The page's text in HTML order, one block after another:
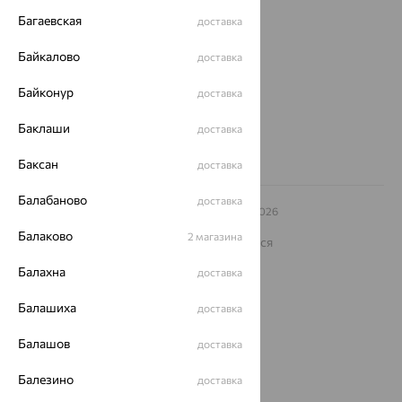
ул. Зегеля, 27/2
8 (800) 250-02-30
– 2026
На информационном ресурсе применяются
Багаевская доставка
Байкалово доставка
Байконур доставка
Баклаши доставка
Баксан доставка
Балабаново доставка
Балаково 2 магазина
Балахна доставка
Балашиха доставка
Балашов доставка
Балезино доставка